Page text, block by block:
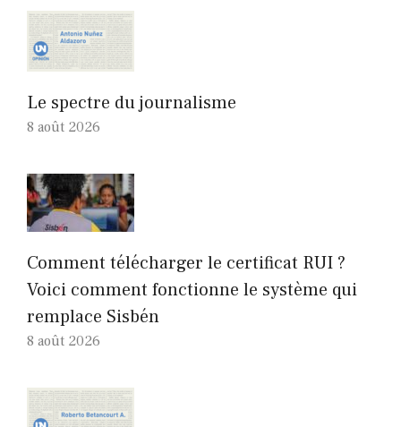
Le spectre du journalisme
8 août 2026
Comment télécharger le certificat RUI ?
Voici comment fonctionne le système qui
remplace Sisbén
8 août 2026